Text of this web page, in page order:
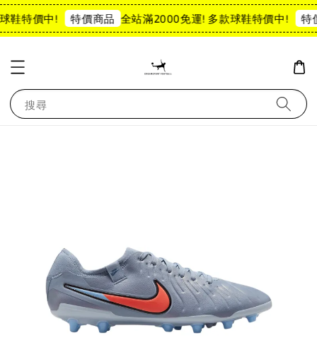
鞋特價中! 特價商品 全站滿2000免運! 多款球鞋特價中! 特
搜尋